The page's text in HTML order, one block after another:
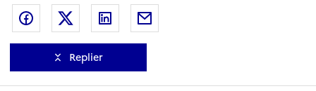
Partager sur Facebook
Partager sur Twitter
Partager sur LinkedIn
Replier